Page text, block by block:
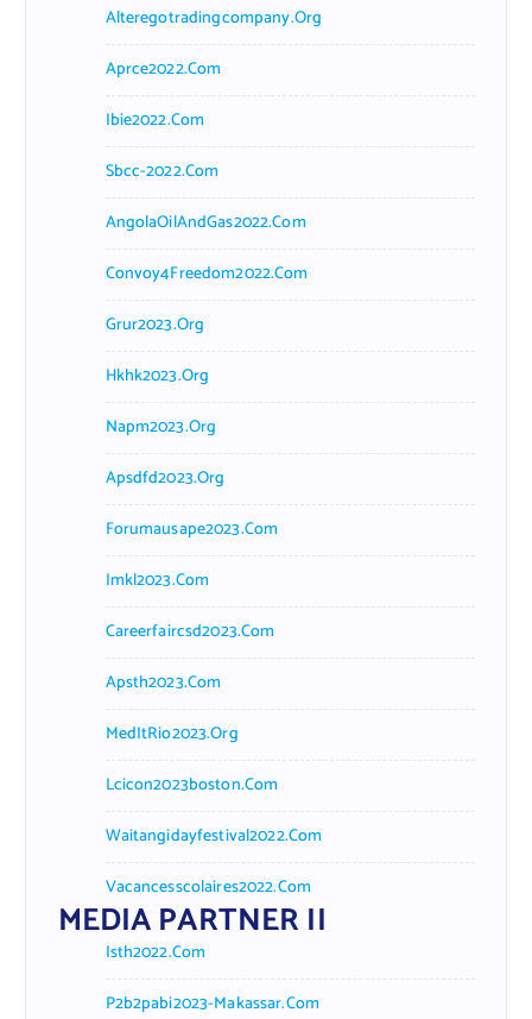
Alteregotradingcompany.org
Aprce2022.com
Ibie2022.com
Sbcc-2022.com
AngolaOilAndGas2022.com
Convoy4Freedom2022.com
Grur2023.org
Hkhk2023.org
Napm2023.org
Apsdfd2023.org
Forumausape2023.com
Imkl2023.com
Careerfaircsd2023.com
Apsth2023.com
MedItRio2023.org
Lcicon2023boston.com
Waitangidayfestival2022.com
Vacancesscolaires2022.com
MEDIA PARTNER II
Isth2022.com
P2b2pabi2023-Makassar.com